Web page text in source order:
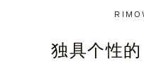
停，音，
独具个性